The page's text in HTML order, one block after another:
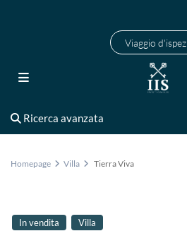
Viaggio
Ricerca avanzata
Homepage Villa Tierra Viva
In vendita Villa